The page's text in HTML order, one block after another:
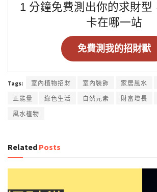
1 分鐘免費測出你的求財型
卡在哪一站
免費測我的招財獸
Tags: 室內植物招財 室內裝飾 家居風水
正能量
綠色生活 自然元素 財富增長
風水植物
Related Posts